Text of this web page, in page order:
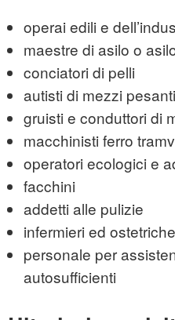
operai edili e
maestre di asilo o
conciatori di pelli
autisti di mezzi pesanti
gruisti e conduttori di
macchinisti ferro
operatori ecologici e
facchini
addetti alle pulizie
infermieri ed
personale per
autosufficienti